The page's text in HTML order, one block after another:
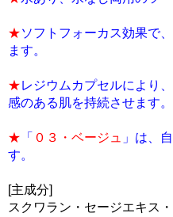
★ソフトフォーカス効果で
ます。
★レジウムカプセルにより
感のある肌を持続させます。
★ 「 ０３・ベージュ 」は、
す。
[主成分]
スクワラン・セージエキス